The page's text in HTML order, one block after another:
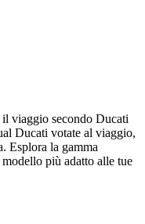
viaggio secondo Ducati
Ducati votate al viaggio,
Esplora la gamma
più adatto alle tue